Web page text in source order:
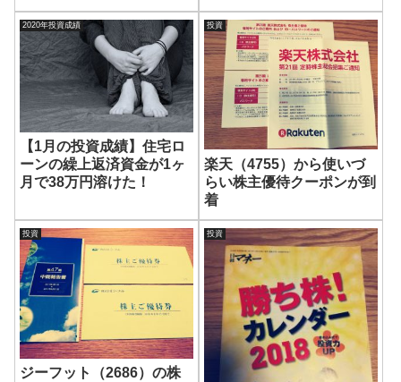
2020年投資成績
【1月の投資成績】住宅ロ
ーンの繰上返済資金が1ヶ
月で38万円溶けた！
投資
楽天（4755）から使いづ
らい株主優待クーポンが到
着
投資
ジーフット（2686）の株
投資